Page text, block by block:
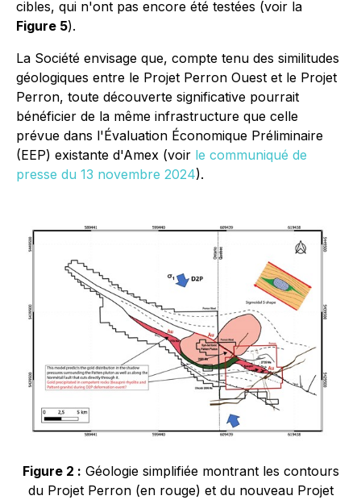
cibles, qui n'ont pas encore été testées (voir la
Figure 5).
La Société envisage que, compte tenu des similitudes
géologiques entre le Projet Perron Ouest et le Projet
Perron, toute découverte significative pourrait
bénéficier de la même infrastructure que celle
prévue dans l'Évaluation Économique Préliminaire
(EEP) existante d'Amex (voir le communiqué de
presse du 13 novembre 2024).
Figure 2 : Géologie simplifiée montrant les contours
du Projet Perron (en rouge) et du nouveau Projet